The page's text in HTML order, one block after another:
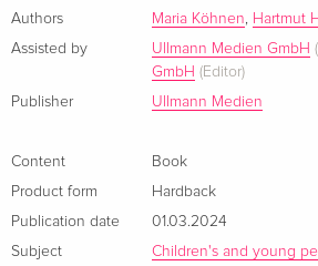
Instrumente eines Blasorchesters
wunderschön illustrierte Bilderbuch
und Informationen zu jedem einzelnen
einer beiliegenden CD mit Hörspiel und
About the author
Nach ihrem Kunst- und
Authors Maria Köhnen, Hartmut
Assisted by
Ullmann Medien GmbH
GmbH (Editor)
Publisher
Ullmann Medien
Content
Book
Product form
Hardback
Publication date
01.03.2024
Subject
Children's and young